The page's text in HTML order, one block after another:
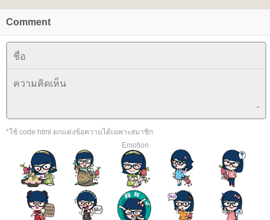
Comment
*ใช้ code html ตกแต่งข้อความได้เฉพาะสมาชิก
Emotion